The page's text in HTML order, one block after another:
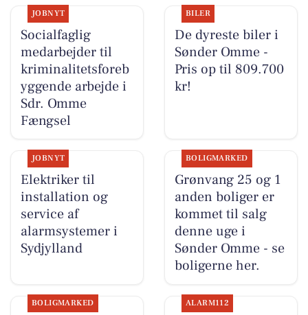
JOBNYT
Socialfaglig
medarbejder til
kriminalitetsforeb
yggende arbejde i
Sdr. Omme
Fængsel
BILER
De dyreste biler i
Sønder Omme -
Pris op til 809.700
kr!
JOBNYT
Elektriker til
installation og
service af
alarmsystemer i
Sydjylland
BOLIGMARKED
Grønvang 25 og 1
anden boliger er
kommet til salg
denne uge i
Sønder Omme - se
boligerne her.
BOLIGMARKED ALARM112